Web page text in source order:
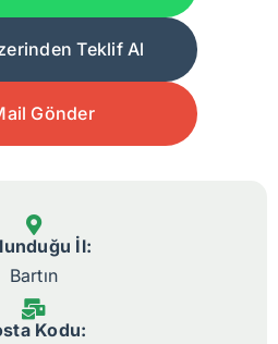
Teklif Al
Gönder
İl:
Bartın
Kodu: